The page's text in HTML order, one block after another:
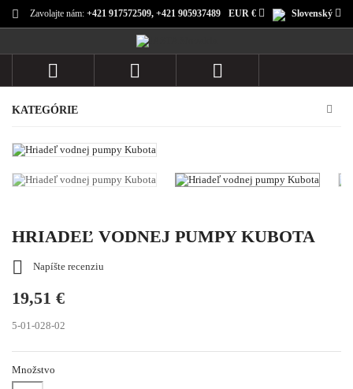
Zavolajte nám: +421 917572509, +421 905937489 Slovenský
EUR €
  
KATEGÓRIE
HRIADEĽ VODNEJ PUMPY KUBOTA
 Napíšte recenziu
19,51 €
5-01-028-02
Množstvo